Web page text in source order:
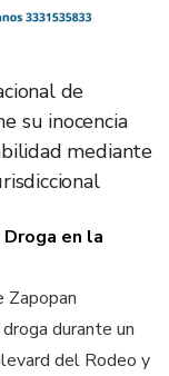
de
su inocencia
mediante
en la
Zapopan
durante un
del Rodeo y